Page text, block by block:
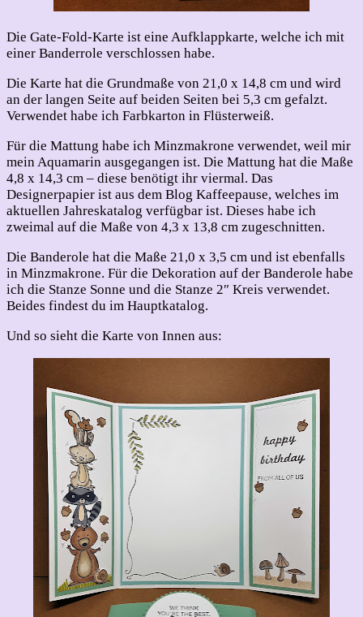
Die Gate-Fold-Karte ist eine Aufklappkarte, welche ich mit
einer Banderrole verschlossen habe.
Die Karte hat die Grundmaße von 21,0 x 14,8 cm und wird
an der langen Seite auf beiden Seiten bei 5,3 cm gefalzt.
Verwendet habe ich Farbkarton in Flüsterweiß.
Für die Mattung habe ich Minzmakrone verwendet, weil mir
mein Aquamarin ausgegangen ist. Die Mattung hat die Maße
4,8 x 14,3 cm – diese benötigt ihr viermal. Das
Designerpapier ist aus dem Blog Kaffeepause, welches im
aktuellen Jahreskatalog verfügbar ist. Dieses habe ich
zweimal auf die Maße von 4,3 x 13,8 cm zugeschnitten.
Die Banderole hat die Maße 21,0 x 3,5 cm und ist ebenfalls
in Minzmakrone. Für die Dekoration auf der Banderole habe
ich die Stanze Sonne und die Stanze 2″ Kreis verwendet.
Beides findest du im Hauptkatalog.
Und so sieht die Karte von Innen aus: